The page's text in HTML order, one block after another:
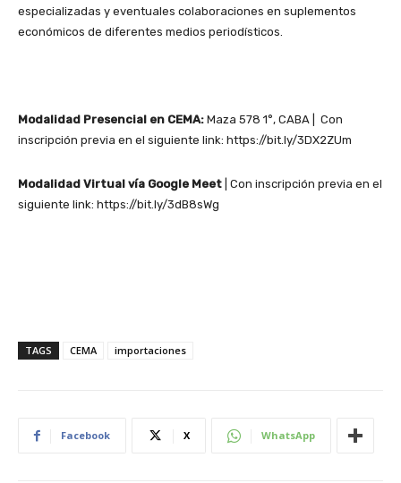
especializadas y eventuales colaboraciones en suplementos
económicos de diferentes medios periodísticos.
Modalidad Presencial en CEMA: Maza 578 1°, CABA | Con
inscripción previa en el siguiente link: https://bit.ly/3DX2ZUm
Modalidad Virtual vía Google Meet | Con inscripción previa en el
siguiente link: https://bit.ly/3dB8sWg
TAGS CEMA importaciones
Facebook X WhatsApp